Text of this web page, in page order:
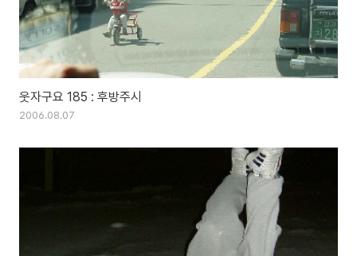
웃자구요 185 : 후방주시
2006.08.07